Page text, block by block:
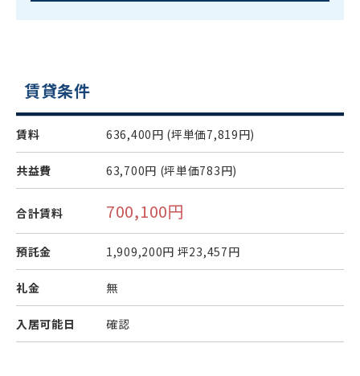
賃貸条件
賃料 636,400円 (坪単価7,819円)
共益費 63,700円 (坪単価783円)
合計賃料 700,100円
預託金 1,909,200円 坪23,457円
礼金 無
入居可能日 確認